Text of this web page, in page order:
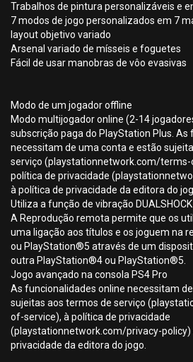
Trabalhos de pintura personalizáveis e
7 modos de jogo personalizados em 7
layout objetivo variado
Arsenal variado de mísseis e foguetes
Fácil de usar manobras de vôo evasivas
Modo de um jogador offline
Modo multijogador online (2-14
subscrição paga do PlayStation Plus. As
necessitam de uma conta e estão
serviço (playstationnetwork.com/terms-
política de privacidade
à política de privacidade da editora do
Utiliza a função de vibração
A Reprodução remota permite que os
uma ligação aos títulos e os joguem na
ou PlayStation®5 através de um
outra PlayStation®4 ou PlayStation®5.
Jogo avançado na consola PS4 Pro
As funcionalidades online necessitam
sujeitas aos termos de serviço
of-service), à política de privacidade
(playstationnetwork.com/privacy-policy)
privacidade da editora do jogo.